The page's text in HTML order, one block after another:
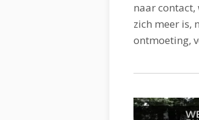
naar
zich meer is,
ontmoeting,